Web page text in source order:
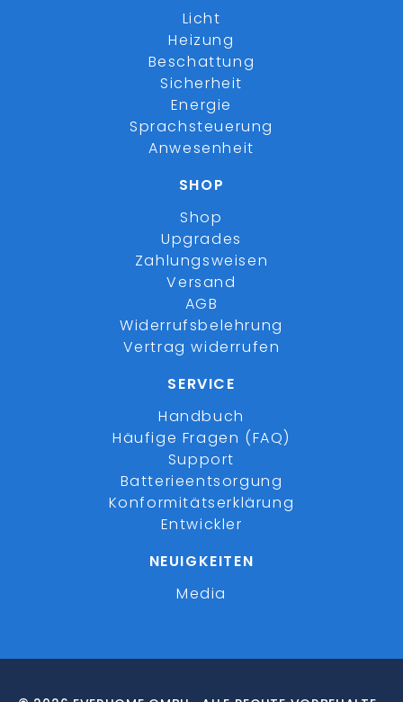
Licht
Heizung
Beschattung
Sicherheit
Energie
Sprachsteuerung
Anwesenheit
SHOP
Shop
Upgrades
Zahlungsweisen
Versand
AGB
Widerrufsbelehrung
Vertrag widerrufen
SERVICE
Handbuch
Häufige Fragen (FAQ)
Support
Batterieentsorgung
Konformitätserklärung
Entwickler
NEUIGKEITEN
Media